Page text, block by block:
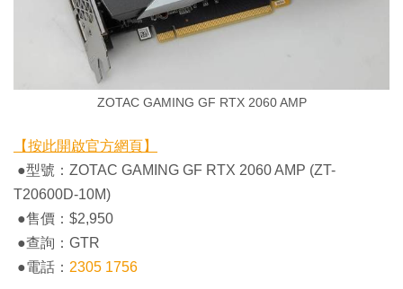
ZOTAC GAMING GF RTX 2060 AMP
【按此開啟官方網頁】
●型號：ZOTAC GAMING GF RTX 2060 AMP (ZT-
T20600D-10M)
●售價：$2,950
●查詢：GTR
●電話： 2305 1756